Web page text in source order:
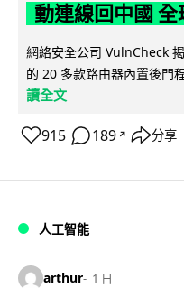
動連線回中國
網絡安全公司 VulnCheck
的 20 多款路由器內置後門
讀全文
915 189 ↗ 分享
人工智能
arthur 1 日